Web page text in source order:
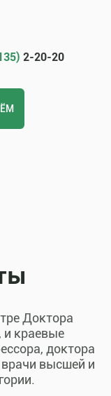
2-20-20
Доктора
и краевые
доктора
высшей и